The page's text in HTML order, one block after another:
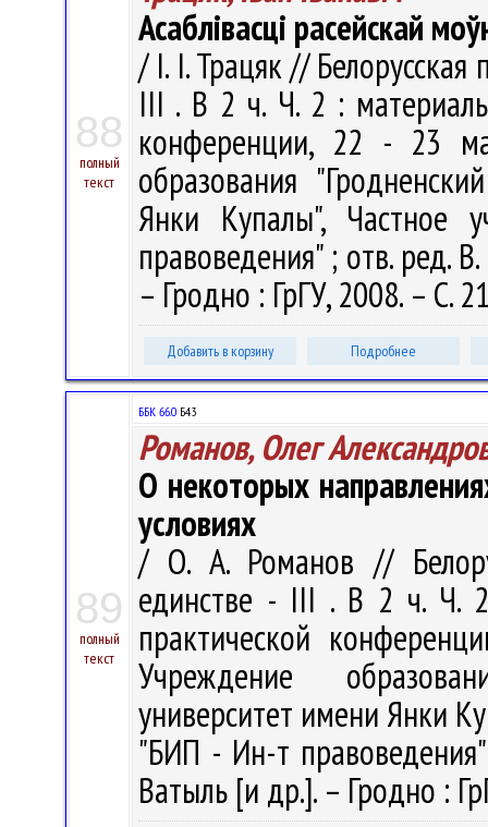
88
полный
текст
Асаблівасці расейскай
/ I. I. Трацяк // Белорусская
III . В 2 ч. Ч. 2 :
конференции, 22 - 23
образования
Янки Купалы", Частное
правоведения" ; отв. ред.
– Гродно : ГрГУ, 2008. – С.
Добавить в корзину Подробнее
89
полный
текст
ББК 66.0 Б43
Романов, Олег
О некоторых
условиях
/ О. А. Романов //
единстве - III . В 2 ч. Ч.
практической
Учреждение
университет имени Янки
"БИП - Ин-т
Ватыль [и др.]. – Гродно :